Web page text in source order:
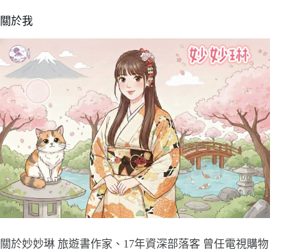
關於我
關於妙妙琳 旅遊書作家、17年資深部落客 曾任電視購物